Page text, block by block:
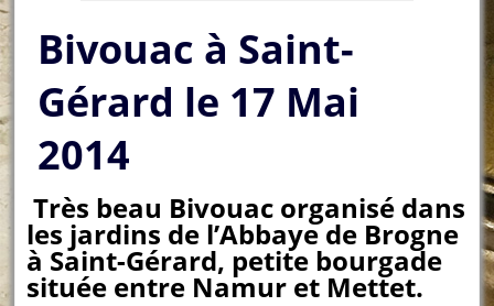
Bivouac à Saint-
Gérard le 17 Mai
2014
Très beau Bivouac organisé dans
les jardins de l’Abbaye de Brogne
à Saint-Gérard, petite bourgade
située entre Namur et Mettet.